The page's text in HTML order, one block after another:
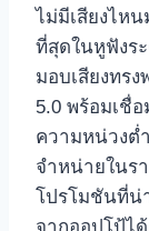
ไม่มีเสียงไห
ที่สุดในหูฟังร
มอบเสียงทร
5.0 พร้อมเชื่
ความหน่วงต่
จำหน่ายในร
โปรโมชันที่น่